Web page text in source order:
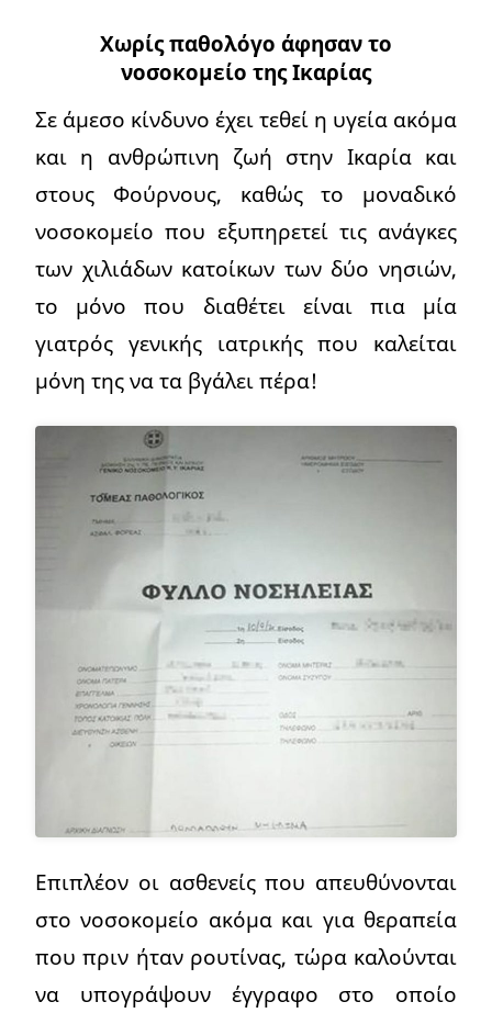
Χωρίς παθολόγο άφησαν το
νοσοκομείο της Ικαρίας
Σε άμεσο κίνδυνο έχει τεθεί η υγεία ακόμα
και η ανθρώπινη ζωή στην Ικαρία και
στους Φούρνους, καθώς το μοναδικό
νοσοκομείο που εξυπηρετεί τις ανάγκες
των χιλιάδων κατοίκων των δύο νησιών,
το μόνο που διαθέτει είναι πια μία
γιατρός γενικής ιατρικής που καλείται
μόνη της να τα βγάλει πέρα!
Επιπλέον οι ασθενείς που απευθύνονται
στο νοσοκομείο ακόμα και για θεραπεία
που πριν ήταν ρουτίνας, τώρα καλούνται
να υπογράψουν έγγραφο στο οποίο